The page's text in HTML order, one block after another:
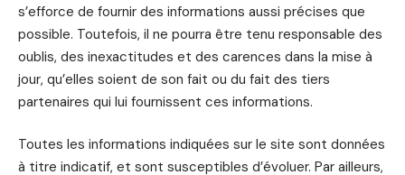
s’efforce de fournir des informations aussi précises que
possible. Toutefois, il ne pourra être tenu responsable des
oublis, des inexactitudes et des carences dans la mise à
jour, qu’elles soient de son fait ou du fait des tiers
partenaires qui lui fournissent ces informations.
Toutes les informations indiquées sur le site sont données
à titre indicatif, et sont susceptibles d’évoluer. Par ailleurs,